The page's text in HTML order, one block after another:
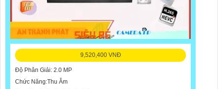
9,520,400 VNĐ
Độ Phân Giải: 2.0 MP
Chức Năng:Thu Âm